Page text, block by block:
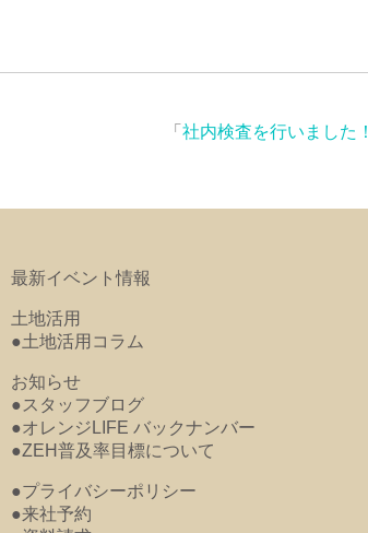
「社内検査を行いました！
最新イベント情報
土地活用
●土地活用コラム
お知らせ
●スタッフブログ
●オレンジLIFE バックナンバー
●ZEH普及率目標について
●プライバシーポリシー
●来社予約